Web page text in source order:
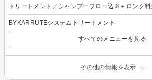
トリートメント／シャンプーブロー込※＋ロング料
BYKARRUTEシステムトリートメント
すべてのメニューを見る
その他の情報を表示